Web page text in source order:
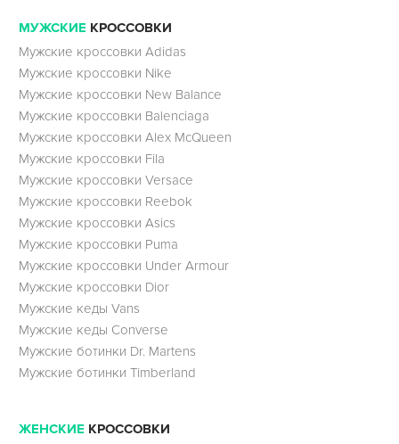
МУЖСКИЕ КРОССОВКИ
Мужские кроссовки Adidas
Мужские кроссовки Nike
Мужские кроссовки New Balance
Мужские кроссовки Balenciaga
Мужские кроссовки Alex McQueen
Мужские кроссовки Fila
Мужские кроссовки Versace
Мужские кроссовки Reebok
Мужские кроссовки Asics
Мужские кроссовки Puma
Мужские кроссовки Under Armour
Мужские кроссовки Dior
Мужские кеды Vans
Мужские кеды Converse
Мужские ботинки Dr. Martens
Мужские ботинки Timberland
ЖЕНСКИЕ КРОССОВКИ